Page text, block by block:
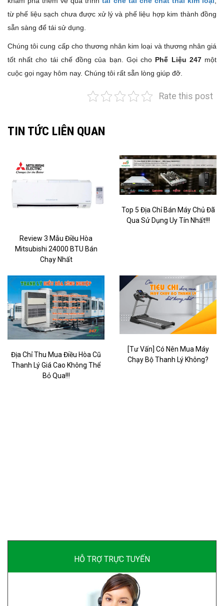
từ phế liệu sạch chưa được xử lý và phế liệu hợp kim thành đồng
sẵn sàng để tái sử dụng.
Chúng tôi cung cấp cho thương nhân kim loại và thương nhân giá
tốt nhất cho tái chế đồng của bạn. Gọi cho Phế Liệu 247một
cuộc gọi ngay hôm nay. Chúng tôi rất sẵn lòng giúp đỡ.
Rate this post
TIN TỨC LIÊN QUAN
Review 3 Mẫu Điều Hòa
Mitsubishi 24000 BTU Bán
Chạy Nhất
Top 5 Địa Chỉ Bán Máy Chủ Đã
Qua Sử Dụng Uy Tín Nhất!!!
Địa Chỉ Thu Mua Điều Hòa Cũ
Thanh Lý Giá Cao Không Thể
Bỏ Qua!!!
[Tư Vấn] Có Nên Mua Máy
Chạy Bộ Thanh Lý Không?
HỖ TRỢ TRỰC TUYẾN